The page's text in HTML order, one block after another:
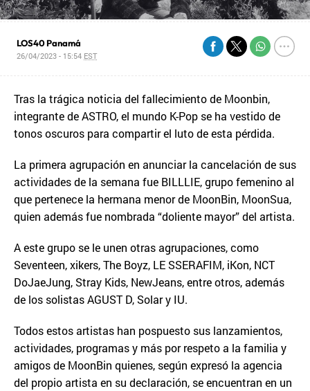
LOS40 Panamá
26/04/2023 - 15:54 EST
Tras la trágica noticia del fallecimiento de Moonbin,
integrante de ASTRO, el mundo K-Pop se ha vestido de
tonos oscuros para compartir el luto de esta pérdida.
La primera agrupación en anunciar la cancelación de sus
actividades de la semana fue BILLLIE, grupo femenino al
que pertenece la hermana menor de MoonBin, MoonSua,
quien además fue nombrada “doliente mayor” del artista.
A este grupo se le unen otras agrupaciones, como
Seventeen, xikers, The Boyz, LE SSERAFIM, iKon, NCT
DoJaeJung, Stray Kids, NewJeans, entre otros, además
de los solistas AGUST D, Solar y IU.
Todos estos artistas han pospuesto sus lanzamientos,
actividades, programas y más por respeto a la familia y
amigos de MoonBin quienes, según expresó la agencia
del propio artista en su declaración, se encuentran en un